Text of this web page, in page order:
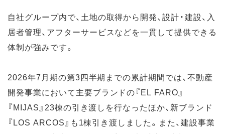
自社グループ内で、土地の取得から開発、設計・建設、入
居者管理、アフターサービスなどを一貫して提供できる
体制が強みです。
2026年7月期の第3四半期までの累計期間では、不動産
開発事業において主要ブランドの『EL FARO』
『MIJAS』23棟の引き渡しを行なったほか、新ブランド
『LOS ARCOS』も1棟引き渡しました。また、建設事業